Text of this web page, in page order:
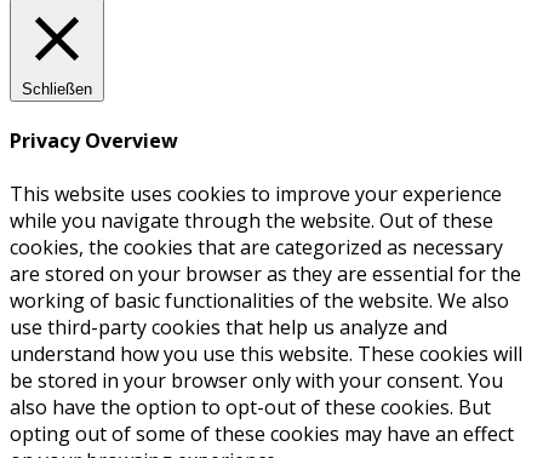
Schließen
Privacy Overview
This website uses cookies to improve your experience
while you navigate through the website. Out of these
cookies, the cookies that are categorized as necessary
are stored on your browser as they are essential for the
working of basic functionalities of the website. We also
use third-party cookies that help us analyze and
understand how you use this website. These cookies will
be stored in your browser only with your consent. You
also have the option to opt-out of these cookies. But
opting out of some of these cookies may have an effect